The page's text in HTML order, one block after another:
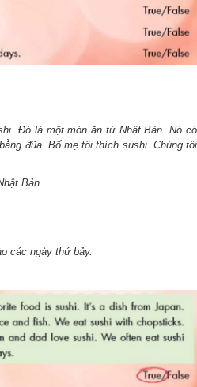
Đó là một món ăn từ Nhật Bản. Nó có
đũa. Bố mẹ tôi thích sushi. Chúng tôi
Bản.
các ngày thứ bảy.